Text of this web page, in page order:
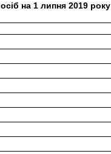
на 1 липня 2019 року